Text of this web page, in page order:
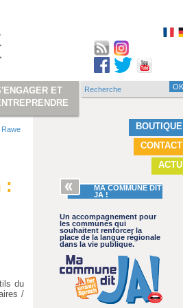
BOUTIQUE
CONTACT
ACTU
MA COMMUNE DIT
JA !
Un accompagnement pour
les communes qui
souhaitent renforcer la
place de la langue régionale
dans la vie publique.
Rawe
:
du
/
ET
Formulaire de
Recherche